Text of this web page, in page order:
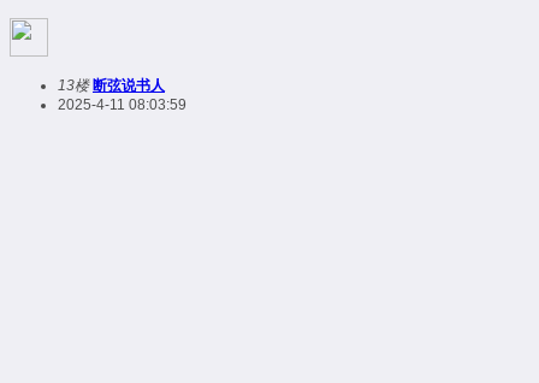
13楼 断弦说书人
2025-4-11 08:03:59